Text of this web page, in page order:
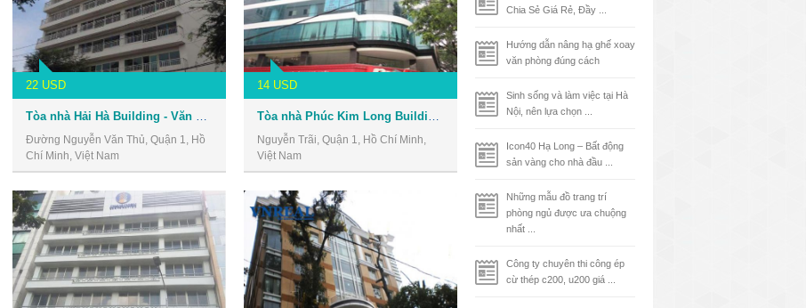
22 USD
Đường Nguyễn Văn Thủ, Quận 1, Hồ
Chí Minh, Việt Nam
14 USD
Nguyễn Trãi, Quận 1, Hồ Chí Minh,
Việt Nam
Chia Sẻ Giá Rẻ, Đầy ...
Hướng dẫn nâng hạ ghế xoay
văn phòng đúng cách
Sinh sống và làm việc tại Hà
Nội, nên lựa chọn ...
Icon40 Hạ Long – Bất động
sản vàng cho nhà đầu ...
Những mẫu đồ trang trí
phòng ngủ được ưa chuộng
nhất ...
Công ty chuyên thi công ép
cừ thép c200, u200 giá ...